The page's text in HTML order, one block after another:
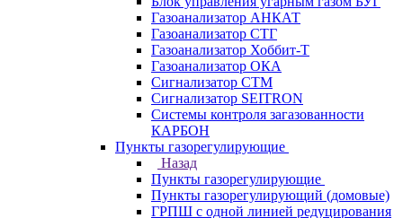
Газоанализатор АНКАТ
Газоанализатор СТГ
Газоанализатор Хоббит-Т
Газоанализатор ОКА
Сигнализатор СТМ
Сигнализатор SEITRON
Системы контроля загазованности
КАРБОН
Пункты газорегулирующие
Назад
Пункты газорегулирующие
Пункты газорегулирующий (домовые)
ГРПШ с одной линией редуцирования